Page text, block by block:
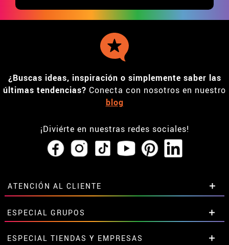
¿Buscas ideas, inspiración o simplemente saber las
últimas tendencias? Conecta con nosotros en nuestro
blog
¡Diviérte en nuestras redes sociales!
ATENCIÓN AL CLIENTE
• Horario tienda IBI
•Descuento estudiantes
• Sobre nosotros
ESPECIAL GRUPOS
Descuentos especiales para grupos.
ESPECIAL TIENDAS Y EMPRESAS